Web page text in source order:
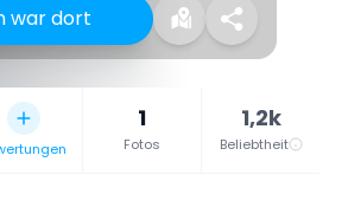
war dort
1
Fotos
1,2k
Beliebtheit